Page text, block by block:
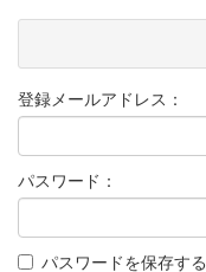
登録メールアドレス：
パスワード：
パスワードを保存する